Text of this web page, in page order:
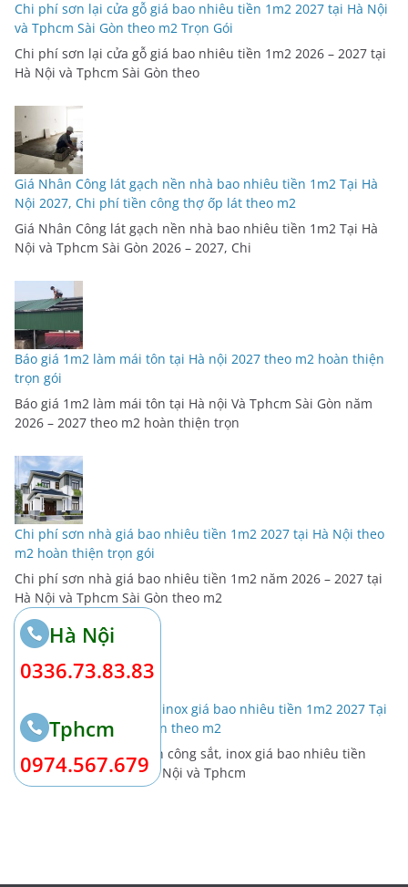
Chi phí sơn lại cửa gỗ giá bao nhiêu tiền 1m2 2027 tại Hà Nội
và Tphcm Sài Gòn theo m2 Trọn Gói
Chi phí sơn lại cửa gỗ giá bao nhiêu tiền 1m2 2026 – 2027 tại
Hà Nội và Tphcm Sài Gòn theo
Giá Nhân Công lát gạch nền nhà bao nhiêu tiền 1m2 Tại Hà
Nội 2027, Chi phí tiền công thợ ốp lát theo m2
Giá Nhân Công lát gạch nền nhà bao nhiêu tiền 1m2 Tại Hà
Nội và Tphcm Sài Gòn 2026 – 2027, Chi
Báo giá 1m2 làm mái tôn tại Hà nội 2027 theo m2 hoàn thiện
trọn gói
Báo giá 1m2 làm mái tôn tại Hà nội Và Tphcm Sài Gòn năm
2026 – 2027 theo m2 hoàn thiện trọn
Chi phí sơn nhà giá bao nhiêu tiền 1m2 2027 tại Hà Nội theo
m2 hoàn thiện trọn gói
Chi phí sơn nhà giá bao nhiêu tiền 1m2 năm 2026 – 2027 tại
Hà Nội và Tphcm Sài Gòn theo m2
Chi phí làm lan can sắt, inox giá bao nhiêu tiền 1m2 2027 Tại
Hà Nội và Tphcm sài Gòn theo m2
Chi phí làm lan can, ban công sắt, inox giá bao nhiêu tiền
1m2 2026 – 2027 Tại Hà Nội và Tphcm
Hà Nội
0336.73.83.83
Tphcm
0974.567.679